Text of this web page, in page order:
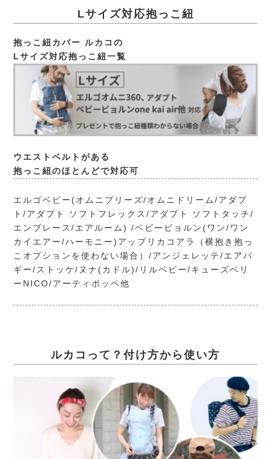
Lサイズ対応抱っこ紐
抱っこ紐カバー ルカコの
Lサイズ対応抱っこ紐一覧
ウエストベルトがある
抱っこ紐のほとんどで対応可
エルゴベビー(オムニブリーズ/オムニドリーム/アダプ
ト/アダプト ソフトフレックス/アダプト ソフトタッチ/
エンブレース/エアルーム) /ベビービョルン(ワン/ワン
カイエアー/ハーモニー)アップリカコアラ（横抱き抱っ
こオプションを使わない場合）/アンジェレッテ/エアバ
ギー/ストッケ/ヌナ(カドル)/リルベビー/キューズベリ
ーNICO/アーティポッペ他
ルカコって？付け方から使い方